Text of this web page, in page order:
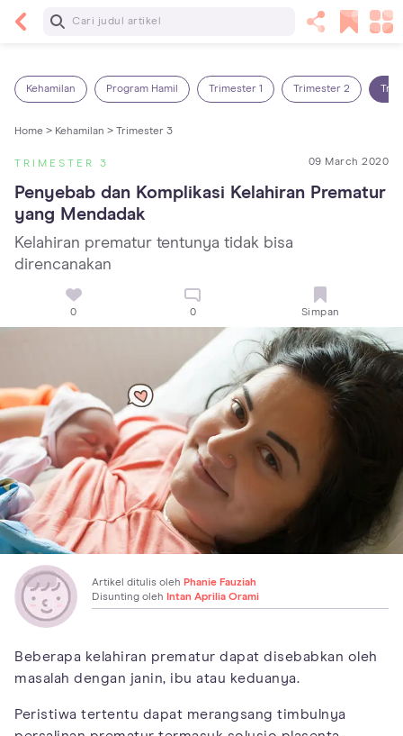
Baca Selanjutnya
Kehamilan Program Hamil Trimester 1 Trimester 2
Home > Kehamilan > Trimester 3
TRIMESTER 3 09 March 2020
Penyebab dan Komplikasi Kelahiran Prematur
yang Mendadak
Kelahiran prematur tentunya tidak bisa
direncanakan
0 0 Simpan
Artikel ditulis oleh Phanie Fauziah
Disunting oleh Intan Aprilia Orami
Beberapa kelahiran prematur dapat disebabkan oleh
masalah dengan janin, ibu atau keduanya.
Peristiwa tertentu dapat merangsang timbulnya